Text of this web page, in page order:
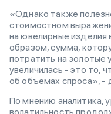
«Однако также
стоимостном
на ювелирные изделия
образом, сумма,
потратить на золотые
увеличилась - это то,
об объемах спроса», -
По мнению аналитика,